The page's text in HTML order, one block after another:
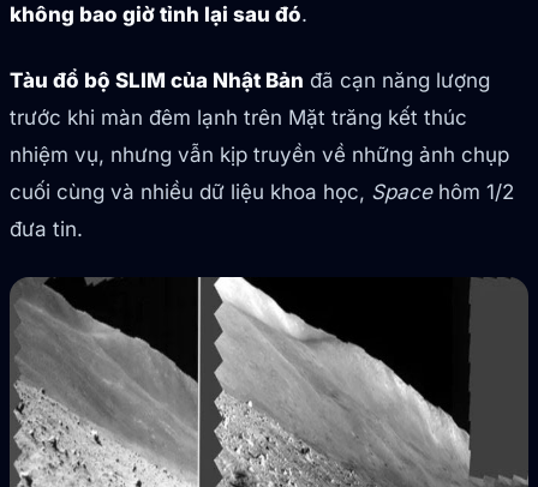
không bao giờ tỉnh lại sau đó.
Tàu đổ bộ SLIM của Nhật Bản đã cạn năng lượng
trước khi màn đêm lạnh trên Mặt trăng kết thúc
nhiệm vụ, nhưng vẫn kịp truyền về những ảnh chụp
cuối cùng và nhiều dữ liệu khoa học, Spacehôm 1/2
đưa tin.